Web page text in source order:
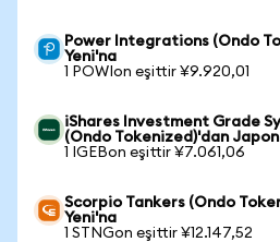
Power Integrations (Ondo
Yeni'na
1 POWIon eşittir ¥9.920,01
iShares Investment Grade
(Ondo Tokenized)'dan Japon
1 IGEBon eşittir ¥7.061,06
Scorpio Tankers (Ondo
Yeni'na
1 STNGon eşittir ¥12.147,52